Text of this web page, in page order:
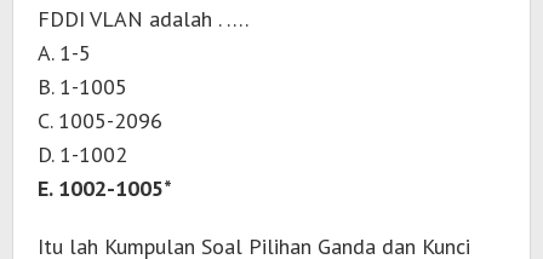
FDDI VLAN adalah . ….
A. 1-5
B. 1-1005
C. 1005-2096
D. 1-1002
E. 1002-1005*
Itu lah Kumpulan Soal Pilihan Ganda dan Kunci